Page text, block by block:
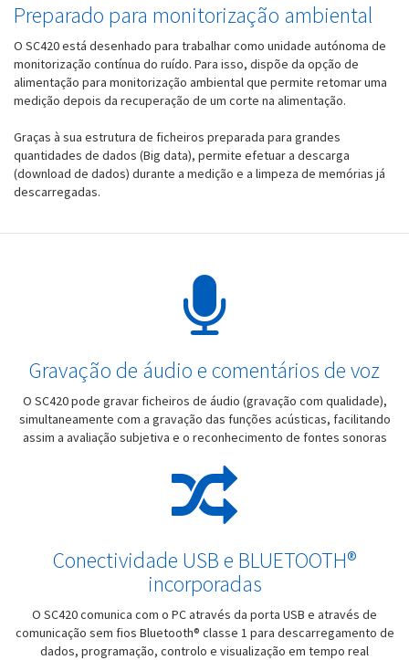
Preparado para monitorização ambiental
O SC420 está desenhado para trabalhar como unidade autónoma de
monitorização contínua do ruído. Para isso, dispõe da opção de
alimentação para monitorização ambiental que permite retomar uma
medição depois da recuperação de um corte na alimentação.
Graças à sua estrutura de ficheiros preparada para grandes
quantidades de dados (Big data), permite efetuar a descarga
(download de dados) durante a medição e a limpeza de memórias já
descarregadas.
Gravação de áudio e comentários de voz
O SC420 pode gravar ficheiros de áudio (gravação com qualidade),
simultaneamente com a gravação das funções acústicas, facilitando
assim a avaliação subjetiva e o reconhecimento de fontes sonoras
Conectividade USB e BLUETOOTH®
incorporadas
O SC420 comunica com o PC através da porta USB e através de
comunicação sem fios Bluetooth® classe 1 para descarregamento de
dados, programação, controlo e visualização em tempo real